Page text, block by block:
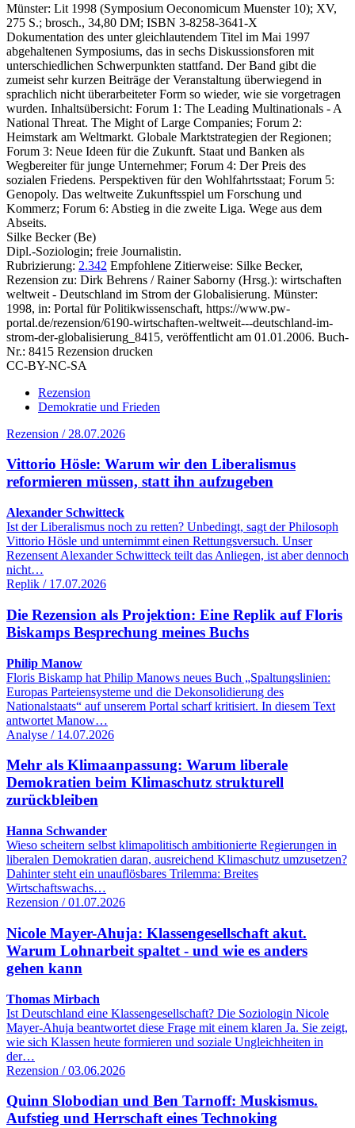
Münster: Lit 1998 (Symposium Oeconomicum Muenster 10); XV,
275 S.; brosch., 34,80 DM; ISBN 3-8258-3641-X
Dokumentation des unter gleichlautendem Titel im Mai 1997
abgehaltenen Symposiums, das in sechs Diskussionsforen mit
unterschiedlichen Schwerpunkten stattfand. Der Band gibt die
zumeist sehr kurzen Beiträge der Veranstaltung überwiegend in
sprachlich nicht überarbeiteter Form so wieder, wie sie vorgetragen
wurden. Inhaltsübersicht: Forum 1: The Leading Multinationals - A
National Threat. The Might of Large Companies; Forum 2:
Heimstark am Weltmarkt. Globale Marktstrategien der Regionen;
Forum 3: Neue Ideen für die Zukunft. Staat und Banken als
Wegbereiter für junge Unternehmer; Forum 4: Der Preis des
sozialen Friedens. Perspektiven für den Wohlfahrtsstaat; Forum 5:
Genopoly. Das weltweite Zukunftsspiel um Forschung und
Kommerz; Forum 6: Abstieg in die zweite Liga. Wege aus dem
Abseits.
Silke Becker (Be)
Dipl.-Soziologin; freie Journalistin.
Rubrizierung: 2.342 Empfohlene Zitierweise: Silke Becker,
Rezension zu: Dirk Behrens / Rainer Saborny (Hrsg.): wirtschaften
weltweit - Deutschland im Strom der Globalisierung. Münster:
1998, in: Portal für Politikwissenschaft, https://www.pw-
portal.de/rezension/6190-wirtschaften-weltweit---deutschland-im-
strom-der-globalisierung_8415, veröffentlicht am 01.01.2006. Buch-
Nr.: 8415 Rezension drucken
CC-BY-NC-SA
Rezension
Demokratie und Frieden
Rezension / 28.07.2026
Vittorio Hösle: Warum wir den Liberalismus
reformieren müssen, statt ihn aufzugeben
Alexander Schwitteck
Ist der Liberalismus noch zu retten? Unbedingt, sagt der Philosoph
Vittorio Hösle und unternimmt einen Rettungsversuch. Unser
Rezensent Alexander Schwitteck teilt das Anliegen, ist aber dennoch
nicht…
Replik / 17.07.2026
Die Rezension als Projektion: Eine Replik auf Floris
Biskamps Besprechung meines Buchs
Philip Manow
Floris Biskamp hat Philip Manows neues Buch „Spaltungslinien:
Europas Parteiensysteme und die Dekonsolidierung des
Nationalstaats“ auf unserem Portal scharf kritisiert. In diesem Text
antwortet Manow…
Analyse / 14.07.2026
Mehr als Klimaanpassung: Warum liberale
Demokratien beim Klimaschutz strukturell
zurückbleiben
Hanna Schwander
Wieso scheitern selbst klimapolitisch ambitionierte Regierungen in
liberalen Demokratien daran, ausreichend Klimaschutz umzusetzen?
Dahinter steht ein unauflösbares Trilemma: Breites
Wirtschaftswachs…
Rezension / 01.07.2026
Nicole Mayer-Ahuja: Klassengesellschaft akut.
Warum Lohnarbeit spaltet - und wie es anders
gehen kann
Thomas Mirbach
Ist Deutschland eine Klassengesellschaft? Die Soziologin Nicole
Mayer-Ahuja beantwortet diese Frage mit einem klaren Ja. Sie zeigt,
wie sich Klassen heute formieren und soziale Ungleichheiten in
der…
Rezension / 03.06.2026
Quinn Slobodian und Ben Tarnoff: Muskismus.
Aufstieg und Herrschaft eines Technoking